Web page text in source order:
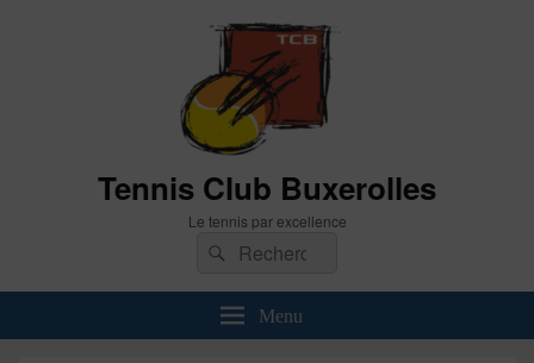
Tennis Club Buxerolles
Le tennis par excellence
Recherche :
Rechercher
Menu